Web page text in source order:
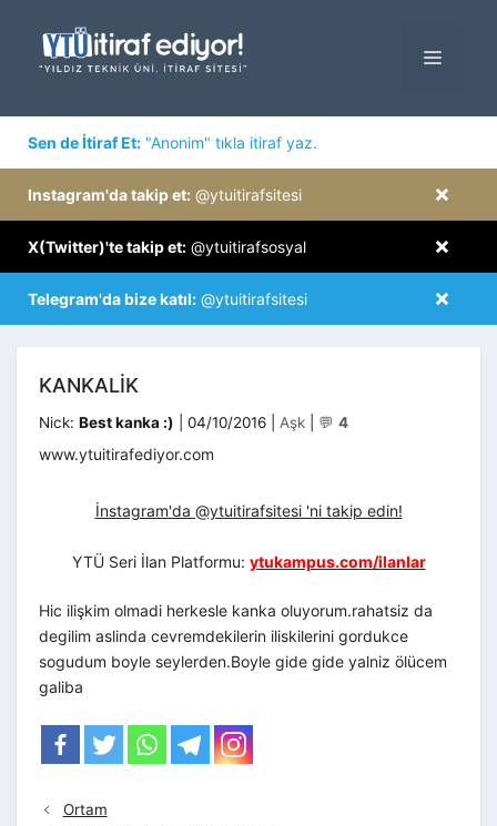
MENÜ
Sen de İtiraf Et: "Anonim" tıkla itiraf yaz.
×
Instagram'da takip et: @ytuitirafsitesi
×
X(Twitter)'te takip et: @ytuitirafsosyal
×
Telegram'da bize katıl: @ytuitirafsitesi
KANKALIK
Nick: Best kanka :) 04/10/2016 Kategoriler
Aşk 💬 4
www.ytuitirafediyor.com
İnstagram'da @ytuitirafsitesi 'ni takip edin!
YTÜ Seri İlan Platformu: ytukampus.com/ilanlar
Hic ilişkim olmadi herkesle kanka oluyorum.rahatsiz da
degilim aslinda cevremdekilerin iliskilerini gordukce
sogudum boyle seylerden.Boyle gide gide yalniz ölücem
galiba
Ortam